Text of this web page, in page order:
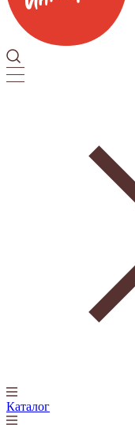
Каталог